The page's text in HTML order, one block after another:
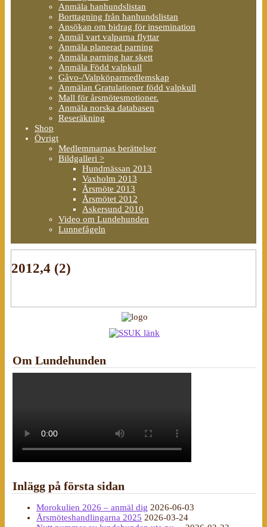
Anmäla hanhundslistan
Borttagning från hanhundslistan
Ansökan om bidrag för insemination
Anmäl vart valparna flyttar
Anmäla planerad parning
Anmäla parning har skett
Anmäla Född valpkull
Gåvo-/Valpköparmedlemskap
Anmälan Gratulationer född valpkull
Mall för årsmötesmotioner.
Anmäla norska databasen
Reseräkning
Shop
Övrigt
Medlemmarnas berättelser
Bildgalleri >
Hundmässan 2013
Vaxholm 2013
Årsmöte 2013
Årsmötet 2012
Askersund 2010
Video om Lundehunden
Lunnefågeln
2012,4 (2)
Om Lundehunden
Inlägg på första sidan
Morokulien 2026 – anmäl dig 2026-06-03
Årsmöteshandlingarna 2025 2026-03-24